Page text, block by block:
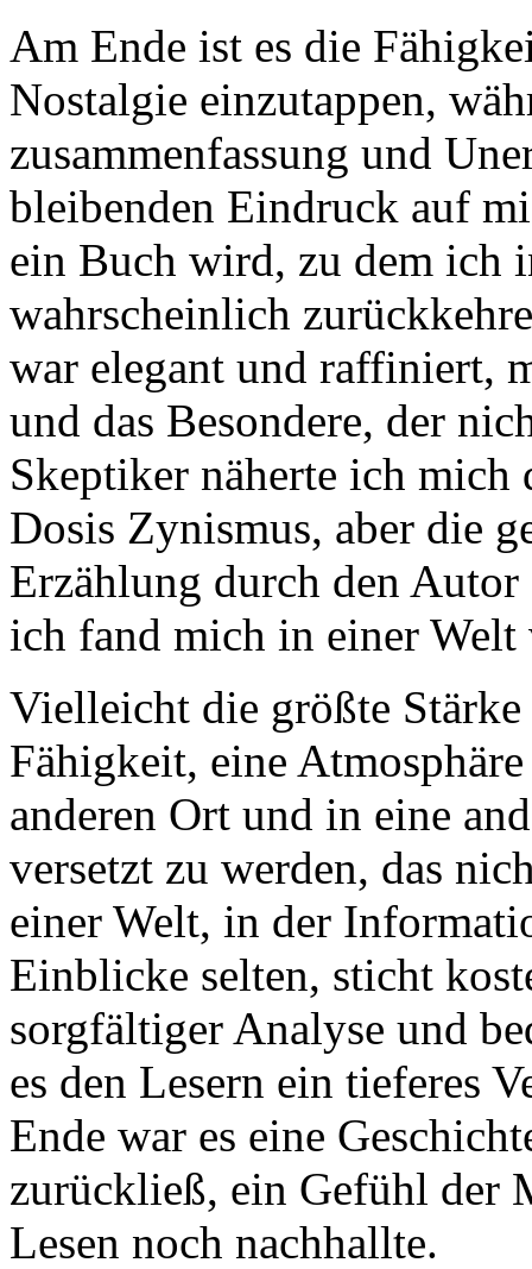
Am Ende ist es die
Nostalgie einzutappen,
zusammenfassung und
bleibenden Eindruck auf
ein Buch wird, zu dem ich
wahrscheinlich
war elegant und raffiniert,
und das Besondere, der
Skeptiker näherte ich mich
Dosis Zynismus, aber die
Erzählung durch den
ich fand mich in einer
Vielleicht die größte Stärke
Fähigkeit, eine
anderen Ort und in eine
versetzt zu werden, das
einer Welt, in der
Einblicke selten, sticht
sorgfältiger Analyse und
es den Lesern ein tieferes
Ende war es eine
zurückließ, ein Gefühl der
Lesen noch nachhallte.